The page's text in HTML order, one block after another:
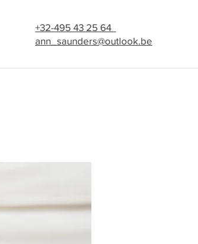
+32-495 43 25 64
ann_saunders@outlook.be